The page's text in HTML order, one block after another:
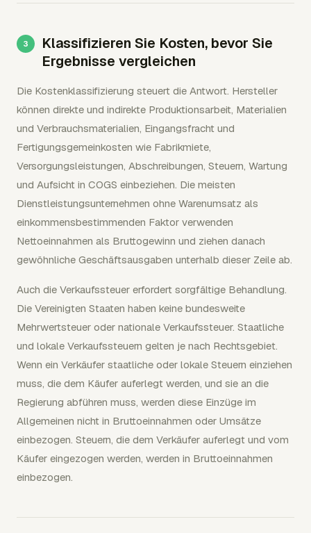
Klassifizieren Sie Kosten, bevor Sie
Ergebnisse vergleichen
Die Kostenklassifizierung steuert die Antwort. Hersteller
können direkte und indirekte Produktionsarbeit, Materialien
und Verbrauchsmaterialien, Eingangsfracht und
Fertigungsgemeinkosten wie Fabrikmiete,
Versorgungsleistungen, Abschreibungen, Steuern, Wartung
und Aufsicht in COGS einbeziehen. Die meisten
Dienstleistungsunternehmen ohne Warenumsatz als
einkommensbestimmenden Faktor verwenden
Nettoeinnahmen als Bruttogewinn und ziehen danach
gewöhnliche Geschäftsausgaben unterhalb dieser Zeile ab.
Auch die Verkaufssteuer erfordert sorgfältige Behandlung.
Die Vereinigten Staaten haben keine bundesweite
Mehrwertsteuer oder nationale Verkaufssteuer. Staatliche
und lokale Verkaufssteuern gelten je nach Rechtsgebiet.
Wenn ein Verkäufer staatliche oder lokale Steuern einziehen
muss, die dem Käufer auferlegt werden, und sie an die
Regierung abführen muss, werden diese Einzüge im
Allgemeinen nicht in Bruttoeinnahmen oder Umsätze
einbezogen. Steuern, die dem Verkäufer auferlegt und vom
Käufer eingezogen werden, werden in Bruttoeinnahmen
einbezogen.